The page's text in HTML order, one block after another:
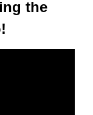
the